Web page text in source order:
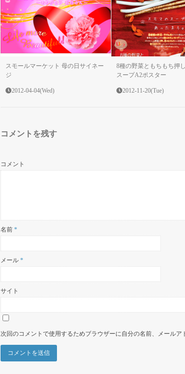
スモールマーケット 母の日サイネー
ジ
2012-04-04(Wed)
8種の野菜ともちもち押
スープA2ポスター
2012-11-20(Tue)
コメントを残す
コメント
名前 *
メール *
サイト
次回のコメントで使用するためブラウザーに自分の名前、メールア